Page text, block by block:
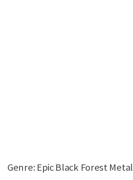
Genre: Epic Black Forest Metal